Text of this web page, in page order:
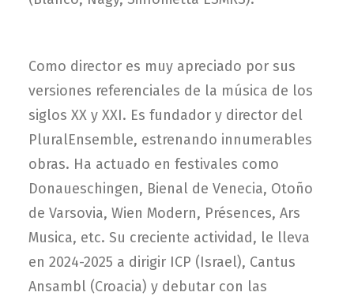
Como director es muy apreciado por sus
versiones referenciales de la música de los
siglos XX y XXI. Es fundador y director del
PluralEnsemble, estrenando innumerables
obras. Ha actuado en festivales como
Donaueschingen, Bienal de Venecia, Otoño
de Varsovia, Wien Modern, Présences, Ars
Musica, etc. Su creciente actividad, le lleva
en 2024-2025 a dirigir ICP (Israel), Cantus
Ansambl (Croacia) y debutar con las